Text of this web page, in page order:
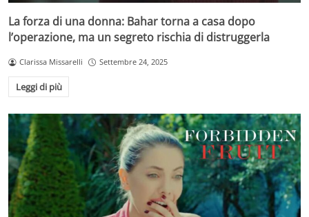
La forza di una donna: Bahar torna a casa dopo
l’operazione, ma un segreto rischia di distruggerla
Clarissa Missarelli Settembre 24, 2025
Leggi di più